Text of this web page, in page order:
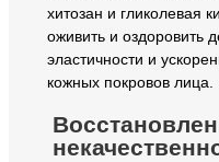
хитозан и гликолевая
оживить и оздоровить
эластичности и
кожных покровов лица.